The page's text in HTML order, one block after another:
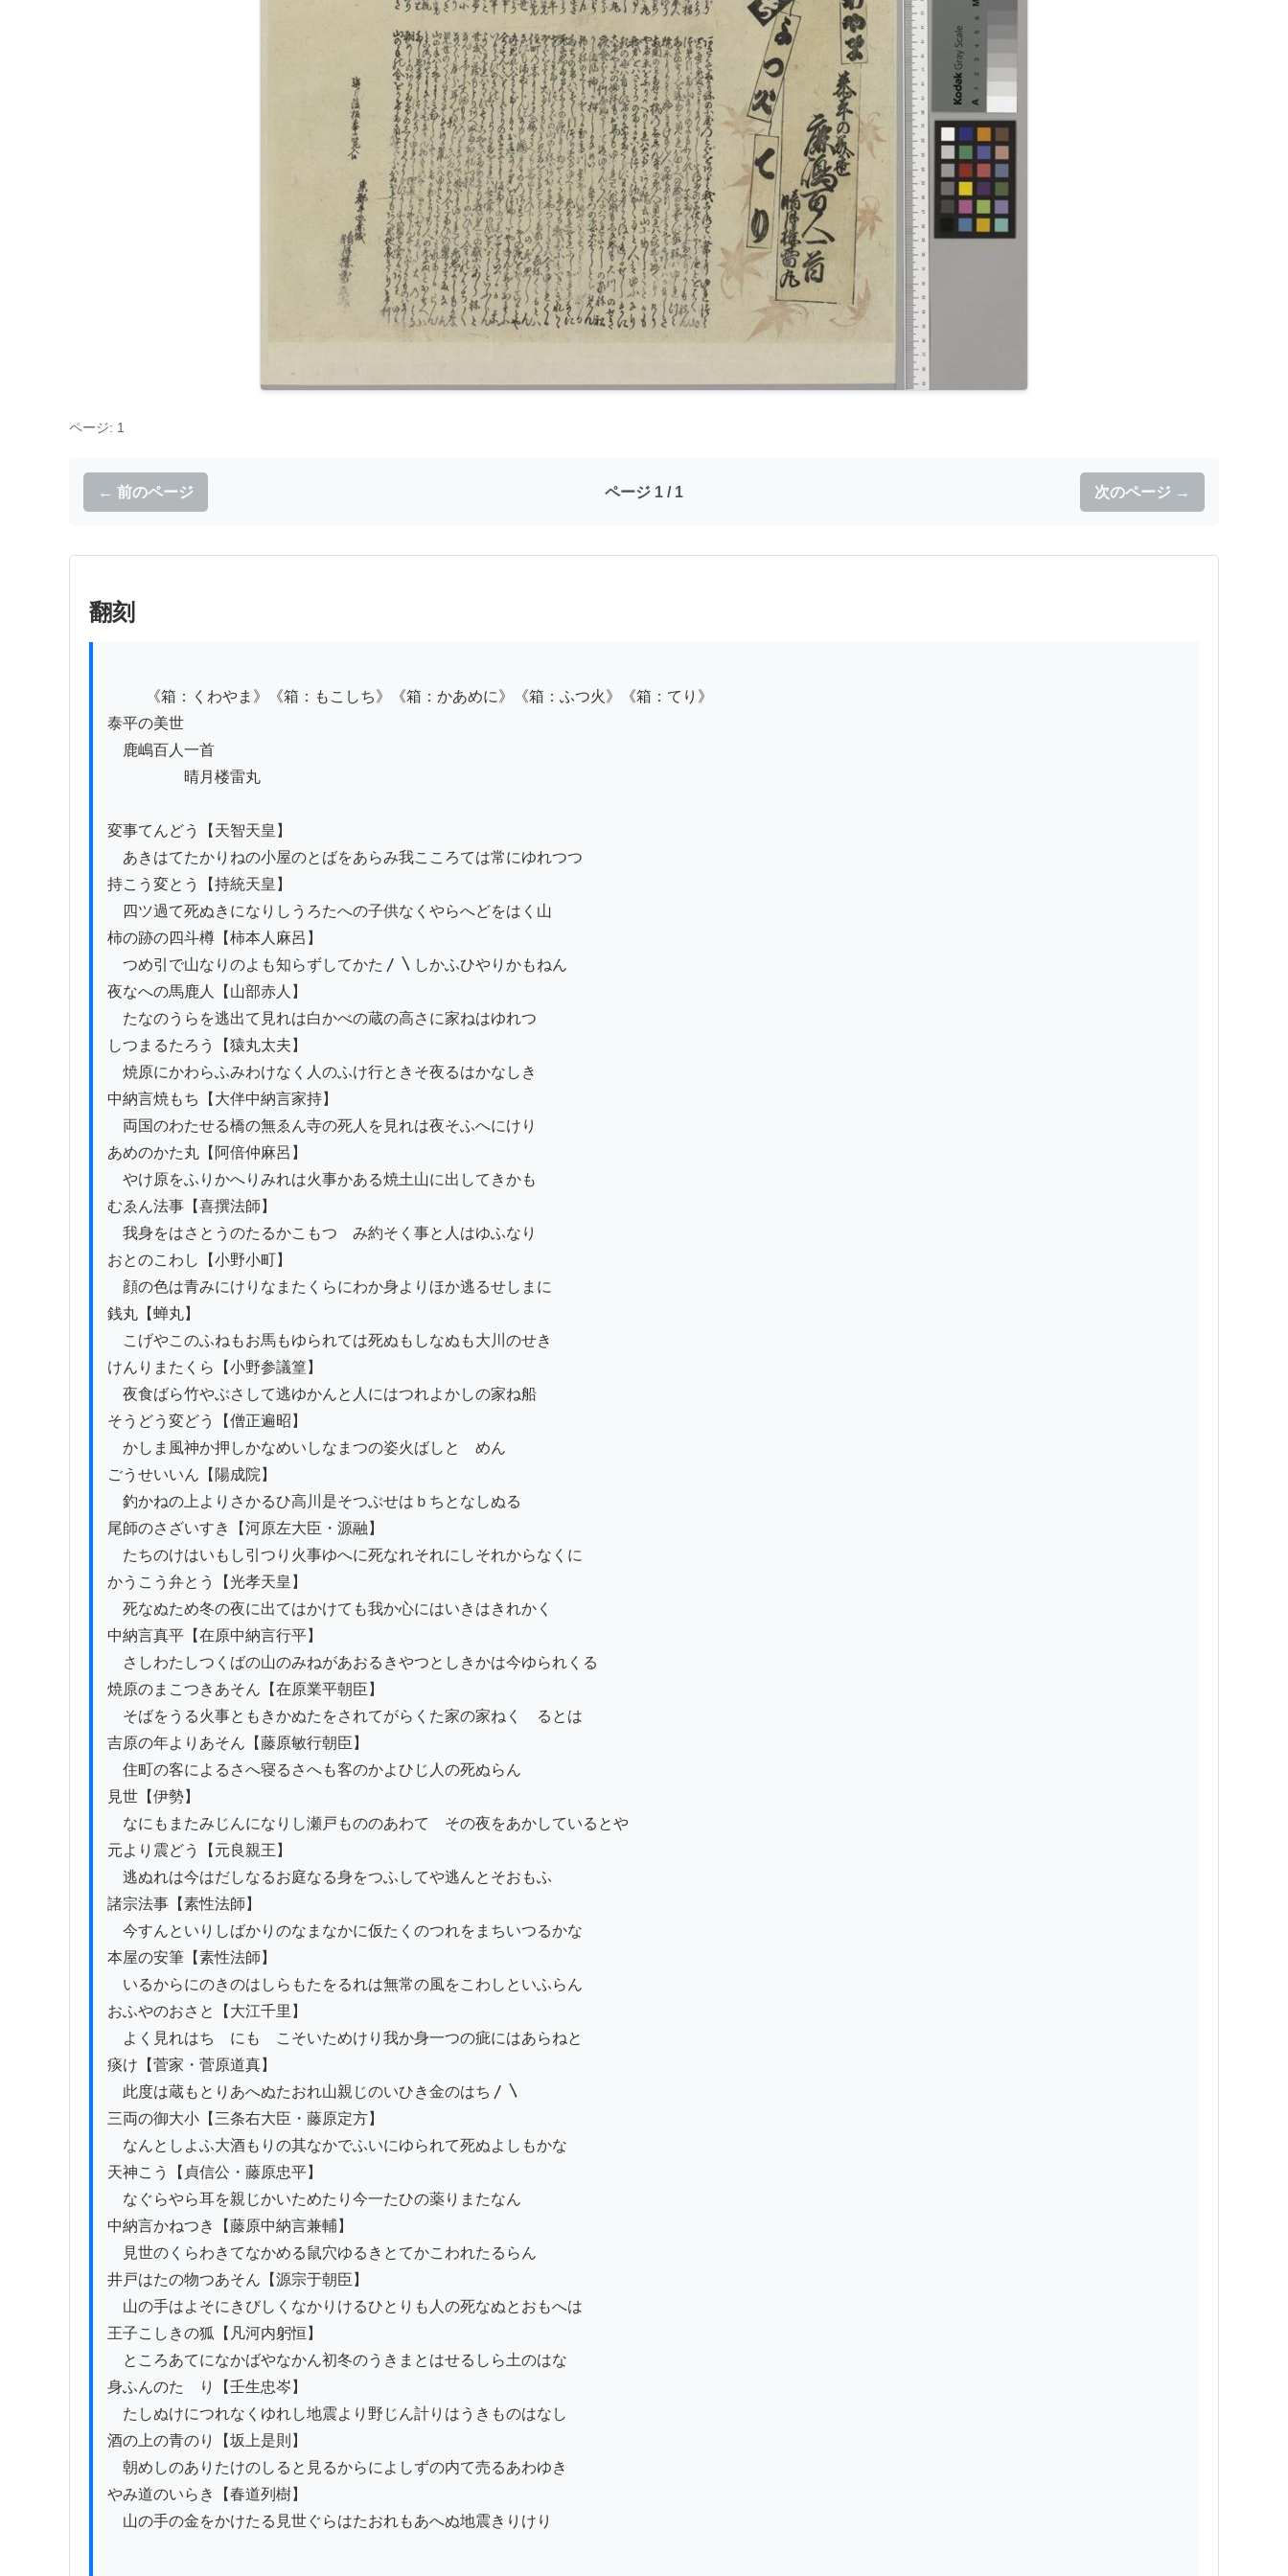
ページ: 1
← 前のページ ページ 1 / 1 次のページ →
翻刻
泰平の美世
鹿嶋百人一首
晴月楼雷丸
変事てんどう【天智天皇】
あきはてたかりねの小屋のとばをあらみ我こころては常にゆれつつ
持こう変とう【持統天皇】
四ツ過て死ぬきになりしうろたへの子供なくやらへどをはく山
柿の跡の四斗樽【柿本人麻呂】
つめ引で山なりのよも知らずしてかた〳〵しかふひやりかもねん
夜なへの馬鹿人【山部赤人】
たなのうらを逃出て見れは白かべの蔵の高さに家ねはゆれつゝ
しつまるたろう【猿丸太夫】
焼原にかわらふみわけなく人のふけ行ときそ夜るはかなしき
中納言焼もち【大伴中納言家持】
両国のわたせる橋の無ゑん寺の死人を見れは夜そふへにけり
あめのかた丸【阿倍仲麻呂】
やけ原をふりかへりみれは火事かある焼土山に出してきかも
むゑん法事【喜撰法師】
我身をはさとうのたるかこもつゝみ約そく事と人はゆふなり
おとのこわし【小野小町】
顔の色は青みにけりなまたくらにわか身よりほか逃るせしまに
銭丸【蝉丸】
こげやこのふねもお馬もゆられては死ぬもしなぬも大川のせき
けんりまたくら【小野参議篁】
夜食ばら竹やぶさして逃ゆかんと人にはつれよかしの家ね船
そうどう変どう【僧正遍昭】
かしま風神か押しかなめいしなまつの姿火ばしとゞめん
ごうせいいん【陽成院】
釣かねの上よりさかるひ高川是そつぶせはｂちとなしぬる
尾師のさざいすき【河原左大臣・源融】
たちのけはいもし引つり火事ゆへに死なれそれにしそれからなくに
かうこう弁とう【光孝天皇】
死なぬため冬の夜に出てはかけても我か心にはいきはきれかく
中納言真平【在原中納言行平】
さしわたしつくばの山のみねがあおるきやつとしきかは今ゆられくる
焼原のまこつきあそん【在原業平朝臣】
そばをうる火事ともきかぬたをされてがらくた家の家ねくゝるとは
吉原の年よりあそん【藤原敏行朝臣】
住町の客によるさへ寝るさへも客のかよひじ人の死ぬらん
見世【伊勢】
なにもまたみじんになりし瀬戸もののあわてゝその夜をあかしているとや
元より震どう【元良親王】
逃ぬれは今はだしなるお庭なる身をつふしてや逃んとそおもふ
諸宗法事【素性法師】
今すんといりしばかりのなまなかに仮たくのつれをまちいつるかな
本屋の安筆【素性法師】
いるからにのきのはしらもたをるれは無常の風をこわしといふらん
おふやのおさと【大江千里】
よく見れはちゝにもゝこそいためけり我か身一つの疵にはあらねと
痰け【菅家・菅原道真】
此度は蔵もとりあへぬたおれ山親じのいひき金のはち〳〵
三両の御大小【三条右大臣・藤原定方】
なんとしよふ大酒もりの其なかでふいにゆられて死ぬよしもかな
天神こう【貞信公・藤原忠平】
なぐらやら耳を親じかいためたり今一たひの薬りまたなん
中納言かねつき【藤原中納言兼輔】
見世のくらわきてなかめる鼠穴ゆるきとてかこわれたるらん
井戸はたの物つあそん【源宗于朝臣】
山の手はよそにきびしくなかりけるひとりも人の死なぬとおもへは
王子こしきの狐【凡河内躬恒】
ところあてになかばやなかん初冬のうきまとはせるしら土のはな
身ふんのたゝり【壬生忠岑】
たしぬけにつれなくゆれし地震より野じん計りはうきものはなし
酒の上の青のり【坂上是則】
朝めしのありたけのしると見るからによしずの内て売るあわゆき
やみ道のいらき【春道列樹】
山の手の金をかけたる見世ぐらはたおれもあへぬ地震きりけり